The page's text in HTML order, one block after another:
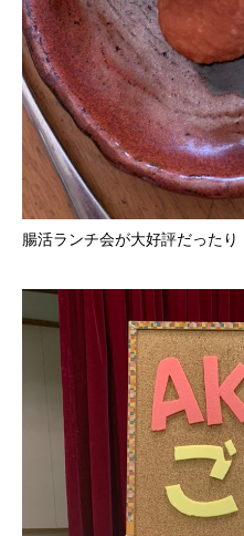
無料で登録したい企業様は
メディア取材受付口はこち
北海道最強のビジネス課題
ンラインアジト】
無料で登録したい企業様はこちら
腸活ランチ会が大好評だったり